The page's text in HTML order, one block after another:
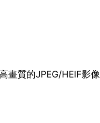
畫質的JPEG/HEIF影像